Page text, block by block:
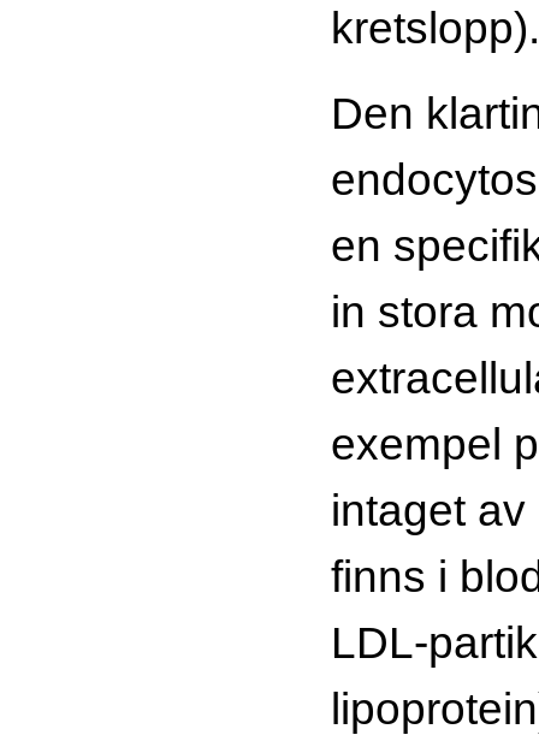
Den
en
in stora
exempel
intaget
finns i
LDL-